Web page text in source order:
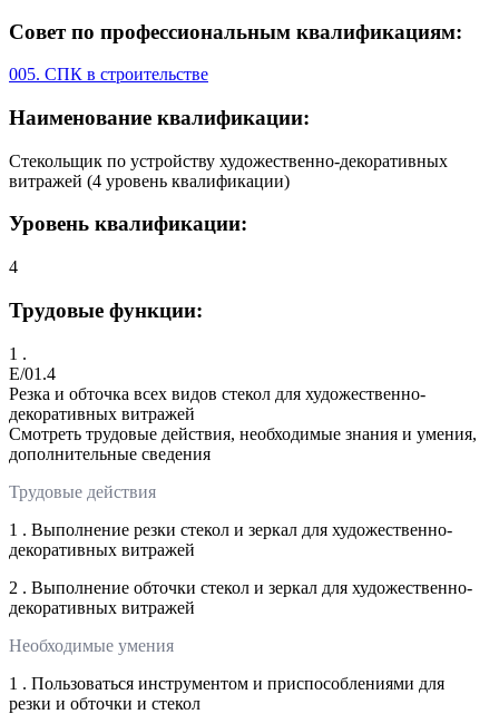
Совет по профессиональным квалификациям:
005. СПК в строительстве
Наименование квалификации:
Стекольщик по устройству художественно-декоративных
витражей (4 уровень квалификации)
Уровень квалификации:
4
Трудовые функции:
1 .
E/01.4
Резка и обточка всех видов стекол для художественно-
декоративных витражей
Смотреть трудовые действия, необходимые знания и умения,
дополнительные сведения
Трудовые действия
1 . Выполнение резки стекол и зеркал для художественно-
декоративных витражей
2 . Выполнение обточки стекол и зеркал для художественно-
декоративных витражей
Необходимые умения
1 . Пользоваться инструментом и приспособлениями для
резки и обточки и стекол